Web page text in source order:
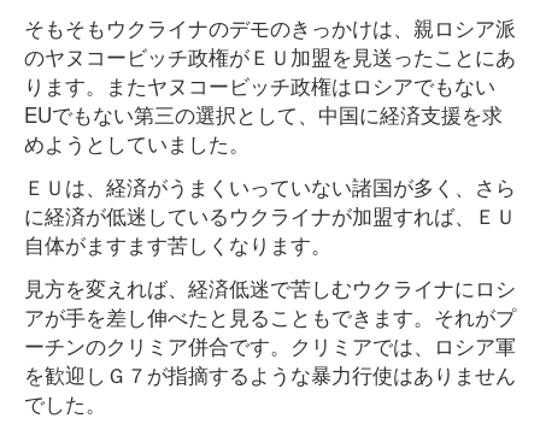
そもそもウクライナのデモのきっかけは、親ロシア派
のヤヌコービッチ政権がＥＵ加盟を見送ったことにあ
ります。またヤヌコービッチ政権はロシアでもない
EUでもない第三の選択として、中国に経済支援を求
めようとしていました。
ＥＵは、経済がうまくいっていない諸国が多く、さら
に経済が低迷しているウクライナが加盟すれば、ＥＵ
自体がますます苦しくなります。
見方を変えれば、経済低迷で苦しむウクライナにロシ
アが手を差し伸べたと見ることもできます。それがプ
ーチンのクリミア併合です。クリミアでは、ロシア軍
を歓迎しＧ７が指摘するような暴力行使はありません
でした。